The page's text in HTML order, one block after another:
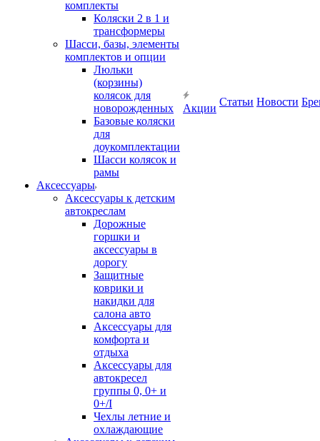
комплекты
Коляски 2 в 1 и
трансформеры
Шасси, базы, элементы
комплектов и опции
Люльки
(корзины)
колясок для
новорожденных
Базовые коляски
для
доукомплектации
Шасси колясок и
рамы
Аксессуары
Аксессуары к детским
автокреслам
Дорожные
горшки и
аксессуары в
дорогу
Защитные
коврики и
накидки для
салона авто
Аксессуары для
комфорта и
отдыха
Аксессуары для
автокресел
группы 0, 0+ и
0+/I
Чехлы летние и
охлаждающие
Акции
Статьи Новости